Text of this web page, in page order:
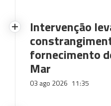
Intervenção
fornecimento
Mar
03 ago 2026 11:35